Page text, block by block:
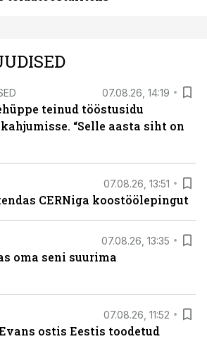
07.08.26, 14:19
teinud tööstusidu
“Selle aasta siht on
07.08.26, 13:51
CERNiga koostöölepingut
07.08.26, 13:35
oma seni suurima
07.08.26, 11:52
ostis Eestis toodetud